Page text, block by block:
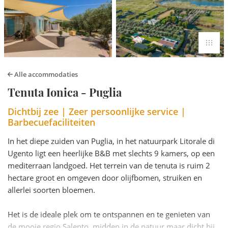
Alle accommodaties
Tenuta Ionica - Puglia
Dichtbij zee | Zeer persoonlijke service |
Barbecuefaciliteiten
In het diepe zuiden van Puglia, in het natuurpark Litorale di
Ugento ligt een heerlijke B&B met slechts 9 kamers, op een
mediterraan landgoed. Het terrein van de tenuta is ruim 2
hectare groot en omgeven door olijfbomen, struiken en
allerlei soorten bloemen.
Het is de ideale plek om te ontspannen en te genieten van